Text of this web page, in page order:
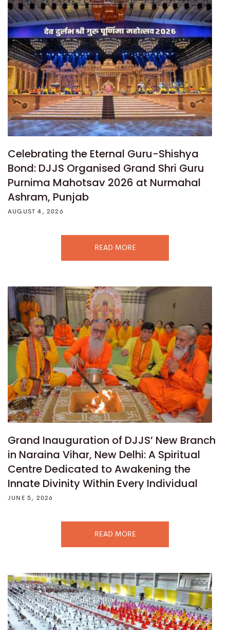
Celebrating the Eternal Guru-Shishya
Bond: DJJS Organised Grand Shri Guru
Purnima Mahotsav 2026 at Nurmahal
Ashram, Punjab
AUGUST 4, 2026
READ MORE
Grand Inauguration of DJJS’ New Branch
in Naraina Vihar, New Delhi: A Spiritual
Centre Dedicated to Awakening the
Innate Divinity Within Every Individual
JUNE 5, 2026
READ MORE